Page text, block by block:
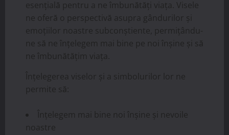
esențială pentru a ne îmbunătăți viața. Visele
ne oferă o perspectivă asupra gândurilor și
emoțiilor noastre subconștiente, permițându-
ne să ne înțelegem mai bine pe noi înșine și să
ne îmbunătățim viața.
Înțelegerea viselor și a simbolurilor lor ne
permite să:
Înțelegem mai bine noi înșine și nevoile
noastre